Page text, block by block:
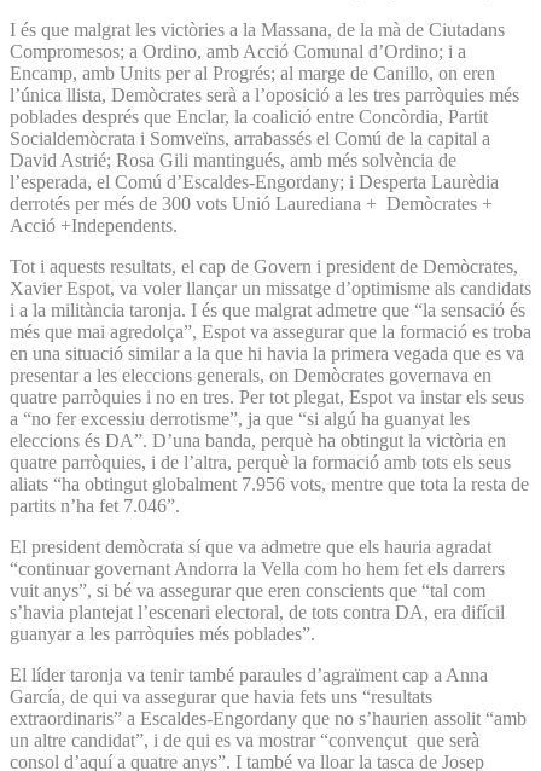
I és que malgrat les victòries a la Massana, de la mà de Ciutadans
Compromesos; a Ordino, amb Acció Comunal d’Ordino; i a
Encamp, amb Units per al Progrés; al marge de Canillo, on eren
l’única llista, Demòcrates serà a l’oposició a les tres parròquies més
poblades després que Enclar, la coalició entre Concòrdia, Partit
Socialdemòcrata i Somveïns, arrabassés el Comú de la capital a
David Astrié; Rosa Gili mantingués, amb més solvència de
l’esperada, el Comú d’Escaldes-Engordany; i Desperta Laurèdia
derrotés per més de 300 vots Unió Laurediana + Demòcrates +
Acció +Independents.
Tot i aquests resultats, el cap de Govern i president de Demòcrates,
Xavier Espot, va voler llançar un missatge d’optimisme als candidats
i a la militància taronja. I és que malgrat admetre que “la sensació és
més que mai agredolça”, Espot va assegurar que la formació es troba
en una situació similar a la que hi havia la primera vegada que es va
presentar a les eleccions generals, on Demòcrates governava en
quatre parròquies i no en tres. Per tot plegat, Espot va instar els seus
a “no fer excessiu derrotisme”, ja que “si algú ha guanyat les
eleccions és DA”. D’una banda, perquè ha obtingut la victòria en
quatre parròquies, i de l’altra, perquè la formació amb tots els seus
aliats “ha obtingut globalment 7.956 vots, mentre que tota la resta de
partits n’ha fet 7.046”.
El president demòcrata sí que va admetre que els hauria agradat
“continuar governant Andorra la Vella com ho hem fet els darrers
vuit anys”, si bé va assegurar que eren conscients que “tal com
s’havia plantejat l’escenari electoral, de tots contra DA, era difícil
guanyar a les parròquies més poblades”.
El líder taronja va tenir també paraules d’agraïment cap a Anna
García, de qui va assegurar que havia fets uns “resultats
extraordinaris” a Escaldes-Engordany que no s’haurien assolit “amb
un altre candidat”, i de qui es va mostrar “convençut que serà
consol d’aquí a quatre anys”. I també va lloar la tasca de Josep